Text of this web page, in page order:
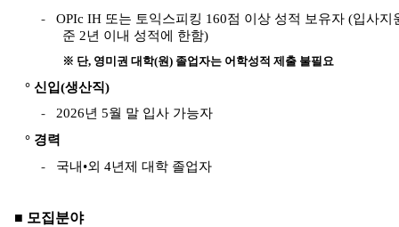
-
OPIc IH 또는 토익스피킹 160점 이상 성적 보유자 (입사지
준 2년 이내 성적에 한함)
※ 단, 영미권 대학(원) 졸업자는 어학성적 제출 불필요
° 신입(생산직)
-
2026년 5월 말 입사 가능자
° 경력
-
국내•외 4년제 대학 졸업자
■ 모집분야